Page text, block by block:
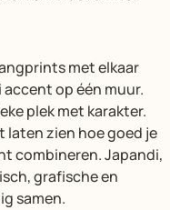
met elkaar
op één muur.
plek met karakter.
zien hoe goed je
combineren. Japandi,
grafische en
samen.